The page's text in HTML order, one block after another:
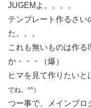
JUGEMよ。。。。
テンプレート作るさい
た。。。
これも無いものは作る
か・・・（爆）
ヒマを見て作りたいと
でね。^^）
つー事で、メインブロ